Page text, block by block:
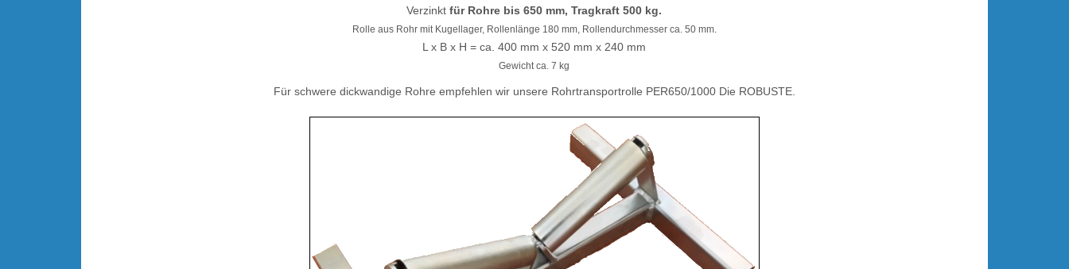
Verzinktfür Rohre bis 650 mm, Tragkraft 500 kg.
Rolle aus Rohr mit Kugellager, Rollenlänge 180 mm, Rollendurchmesser ca. 50 mm.
L x B x H = ca. 400 mm x 520 mm x 240 mm
Gewicht ca. 7 kg
Für schwere dickwandige Rohre empfehlen wir unsere Rohrtransportrolle PER650/1000 Die ROBUSTE.